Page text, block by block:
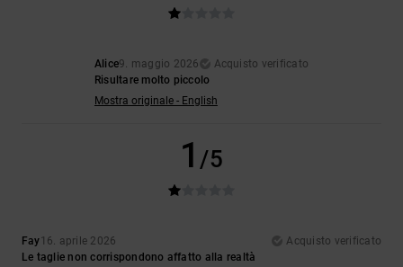
Alice9. maggio 2026
Acquisto verificato
Risultare molto piccolo
Mostra originale - English
1 /5
Fay16. aprile 2026
Acquisto verificato
Le taglie non corrispondono affatto alla realtà